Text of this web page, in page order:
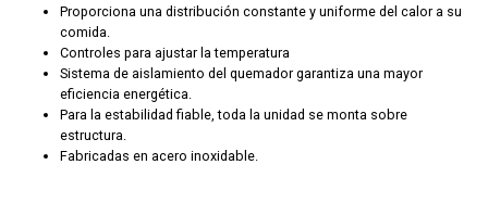
Proporciona una distribución constante y uniforme del calor a su
comida.
Controles para ajustar la temperatura
Sistema de aislamiento del quemador garantiza una mayor
eficiencia energética.
Para la estabilidad fiable, toda la unidad se monta sobre
estructura.
Fabricadas en acero inoxidable.